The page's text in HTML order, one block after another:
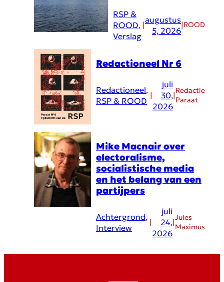
RSP &
ROOD
Verslag
|
augustus
5, 2026
|ROOD
Redactioneel Nr 6
Redactioneel
RSP & ROOD
|
juli
30,
2026
|Redactie
Paraat
Mike Macnair over
electoralisme,
socialistische media
en het belang van een
partijpers
Achtergrond
Interview
|
juli
24,
2026
|Jules
Maximus